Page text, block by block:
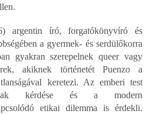
argentin író, forgatókönyvíró és
a gyermek- és serdülőkorra
gyakran szerepelnek queer vagy
akiknek történetét Puenzo a
keretezi. Az emberi test
kérdése és a modern
etikai dilemma is érdekli.